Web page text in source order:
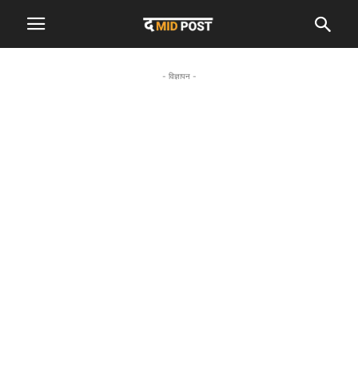
- विज्ञापन -